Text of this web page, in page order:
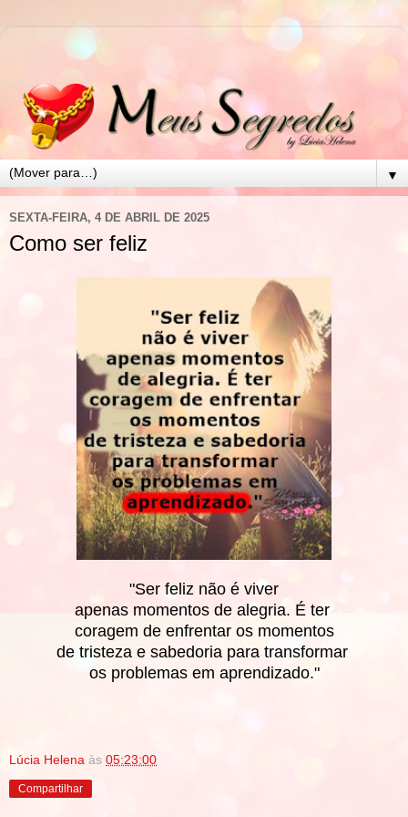
▼
SEXTA-FEIRA, 4 DE ABRIL DE 2025
Como ser feliz
"Ser feliz não é viver
apenas momentos de alegria. É ter
coragem de enfrentar os momentos
de tristeza e sabedoria para transformar
os problemas em aprendizado."
Lúcia Helena às 05:23:00
Compartilhar